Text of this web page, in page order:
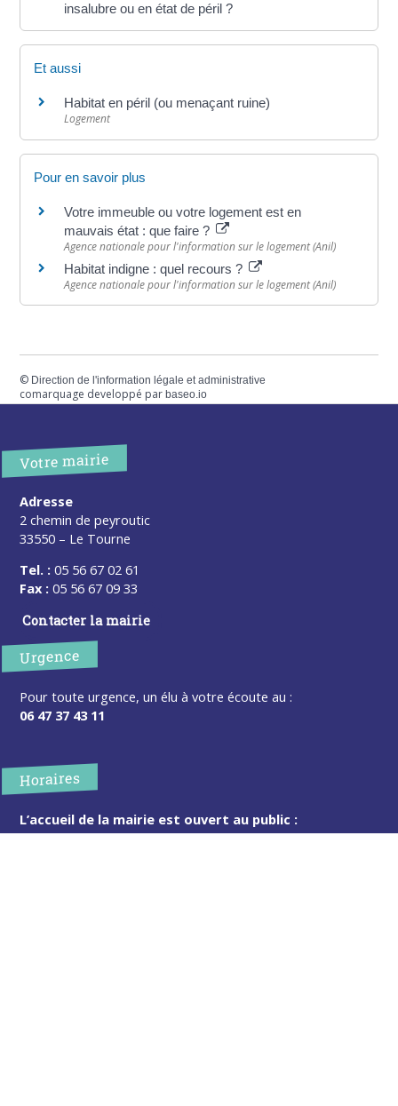
insalubre ou en état de péril ?
Et aussi
Habitat en péril (ou menaçant ruine)
Logement
Pour en savoir plus
Votre immeuble ou votre logement est en
mauvais état : que faire ?
Agence nationale pour l'information sur le logement (Anil)
Habitat indigne : quel recours ?
Agence nationale pour l'information sur le logement (Anil)
© Direction de l'information légale et administrative
comarquage developpé parbaseo.io
Votre mairie
Adresse
2 chemin de peyroutic
33550 – Le Tourne
Tel. : 05 56 67 02 61
Fax : 05 56 67 09 33
Contacter la mairie
Urgence
Pour toute urgence, un élu à votre écoute au :
06 47 37 43 11
Horaires
L’accueil de la mairie est ouvert au public :
Lundi (8h30-12h)